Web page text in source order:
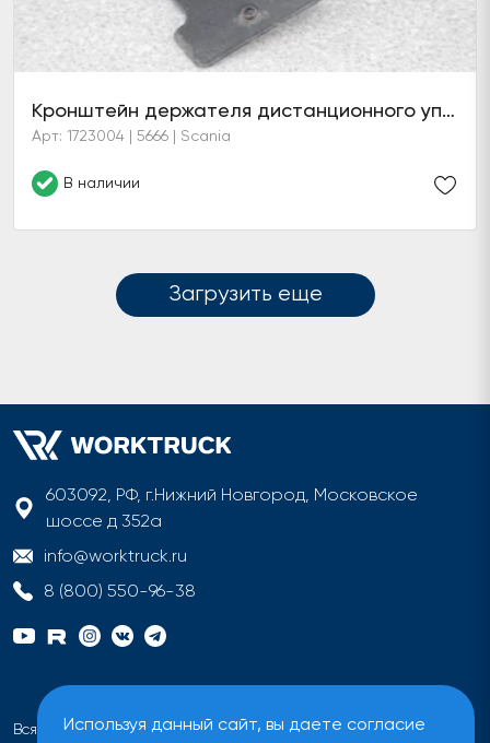
Используя данный сайт, вы даете согласие
Кронштейн держателя дистанционного управления
Арт: 1723004 | 5666 | Scania
В наличии
Загрузить еще
603092, РФ, г.Нижний Новгород, Московское
шоссе д 352а
info@worktruck.ru
8 (800) 550-96-38
Вся информация на сайте имеет исключительно